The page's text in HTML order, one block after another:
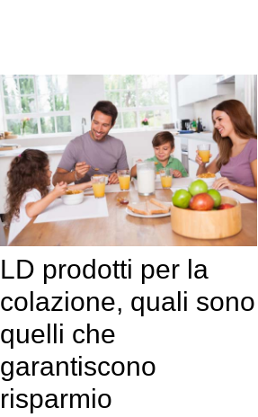
LD prodotti per la
colazione, quali sono
quelli che
garantiscono
risparmio